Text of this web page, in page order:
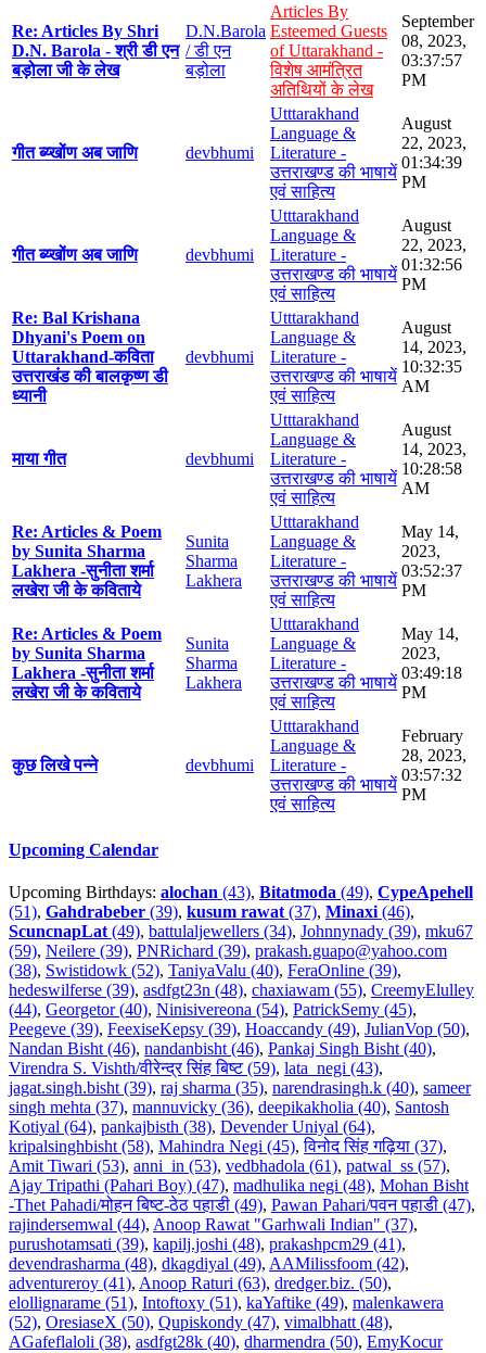
Re: Articles By Shri
D.N. Barola - श्री डी एन
बड़ोला जी के लेख
D.N.Barola
/ डी एन
बड़ोला
Articles By
Esteemed Guests
of Uttarakhand -
विशेष आमंत्रित
अतिथियों के लेख
September
08, 2023,
03:37:57
PM
गीत ब्य्खोंण अब जाणि devbhumi
Utttarakhand
Language &
Literature -
उत्तराखण्ड की भाषायें
एवं साहित्य
August
22, 2023,
01:34:39
PM
गीत ब्य्खोंण अब जाणि devbhumi
Utttarakhand
Language &
Literature -
उत्तराखण्ड की भाषायें
एवं साहित्य
August
22, 2023,
01:32:56
PM
Re: Bal Krishana
Dhyani's Poem on
Uttarakhand-कविता
उत्तराखंड की बालकृष्ण डी
ध्यानी
devbhumi
Utttarakhand
Language &
Literature -
उत्तराखण्ड की भाषायें
एवं साहित्य
August
14, 2023,
10:32:35
AM
माया गीत devbhumi
Utttarakhand
Language &
Literature -
उत्तराखण्ड की भाषायें
एवं साहित्य
August
14, 2023,
10:28:58
AM
Re: Articles & Poem
by Sunita Sharma
Lakhera -सुनीता शर्मा
लखेरा जी के कविताये
Sunita
Sharma
Lakhera
Utttarakhand
Language &
Literature -
उत्तराखण्ड की भाषायें
एवं साहित्य
May 14,
2023,
03:52:37
PM
Re: Articles & Poem
by Sunita Sharma
Lakhera -सुनीता शर्मा
लखेरा जी के कविताये
Sunita
Sharma
Lakhera
Utttarakhand
Language &
Literature -
उत्तराखण्ड की भाषायें
एवं साहित्य
May 14,
2023,
03:49:18
PM
कुछ लिखे पन्ने devbhumi
Utttarakhand
Language &
Literature -
उत्तराखण्ड की भाषायें
एवं साहित्य
February
28, 2023,
03:57:32
PM
Upcoming Calendar
Upcoming Birthdays: alochan (43), Bitatmoda (49), CypeApehell
(51), Gahdrabeber (39), kusum rawat(37), Minaxi(46),
ScuncnapLat(49), battulaljewellers (34), Johnnynady (39), mku67
(59), Neilere (39), PNRichard (39), prakash.guapo@yahoo.com
(38), Swistidowk (52), TaniyaValu (40), FeraOnline (39),
hedeswilferse (39), asdfgt23n (48), chaxiawam (55), CreemyElulley
(44), Georgetor (40), Ninisivereona (54), PatrickSemy (45),
Peegeve (39), FeexiseKepsy (39), Hoaccandy (49), JulianVop (50),
Nandan Bisht (46), nandanbisht (46), Pankaj Singh Bisht (40),
Virendra S. Vishth/वीरेन्द्र सिंह बिष्ट (59), lata_negi (43),
jagat.singh.bisht (39), raj sharma (35), narendrasingh.k (40), sameer
singh mehta (37), mannuvicky (36), deepikakholia (40), Santosh
Kotiyal (64), pankajbisth (38), Devender Uniyal (64),
kripalsinghbisht (58), Mahindra Negi (45),विनोद सिंह गढ़िया (37),
Amit Tiwari (53), anni_in (53), vedbhadola (61), patwal_ss (57),
Ajay Tripathi (Pahari Boy) (47), madhulika negi (48), Mohan Bisht
-Thet Pahadi/मोहन बिष्ट-ठेठ पहाडी (49), Pawan Pahari/पवन पहाडी (47),
rajindersemwal (44), Anoop Rawat "Garhwali Indian" (37),
purushotamsati (39), kapilj.joshi (48), prakashpcm29 (41),
devendrasharma (48), dkagdiyal (49), AAMilissfoom (42),
adventureroy (41), Anoop Raturi (63), dredger.biz. (50),
elollignarame (51), Intoftoxy (51), kaYaftike (49), malenkawera
(52), OresiaseX (50), Qupiskondy (47), vimalbhatt (48),
AGafeflaloli (38), asdfgt28k (40), dharmendra (50), EmyKocur